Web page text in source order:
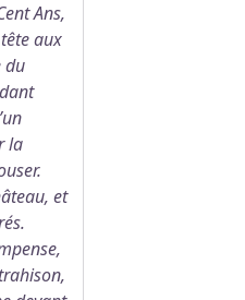
en plein écran
Ans,
aux
du
la
et